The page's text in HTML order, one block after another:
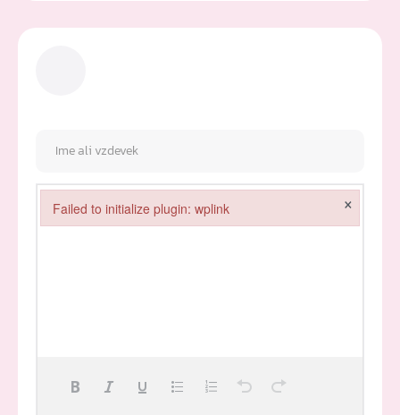
Failed to initialize plugin: wplink ×
Failed to initialize plugin: wplink